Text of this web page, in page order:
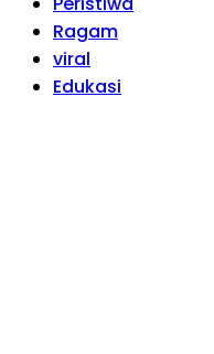
Ragam
viral
Edukasi